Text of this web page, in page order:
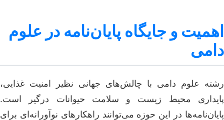
اهمیت و جایگاه پایان‌نامه در علوم
دامی
رشته علوم دامی با چالش‌های جهانی نظیر امنیت غذایی،
پایداری محیط زیست و سلامت حیوانات درگیر است.
پایان‌نامه‌ها در این حوزه می‌توانند راهکارهای نوآورانه‌ای برای